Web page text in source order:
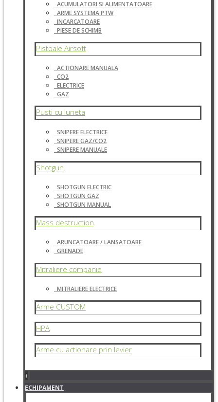
ACUMULATORI SI ALIMENTATOARE
ARME SYSTEMA PTW
INCARCATOARE
PIESE DE SCHIMB
Pistoale Airsoft
ACTIONARE MANUALA
CO2
ELECTRICE
GAZ
Pusti cu luneta
SNIPERE ELECTRICE
SNIPERE GAZ/CO2
SNIPERE MANUALE
Shotgun
SHOTGUN ELECTRIC
SHOTGUN GAZ
SHOTGUN MANUAL
Mass destruction
ARUNCATOARE / LANSATOARE
GRENADE
Mitraliere companie
MITRALIERE ELECTRICE
Arme CUSTOM
HPA
Arme cu actionare prin levier
+
ECHIPAMENT